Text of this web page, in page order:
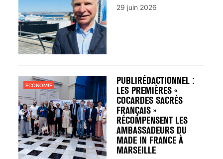
29 juin 2026
PUBLIRÉDACTIONNEL :
LES PREMIÈRES «
COCARDES SACRÉS
FRANÇAIS »
RÉCOMPENSENT LES
AMBASSADEURS DU
MADE IN FRANCE À
MARSEILLE
ECONOMIE
30 mai 2023
SCANNER, IRM, RADIO,